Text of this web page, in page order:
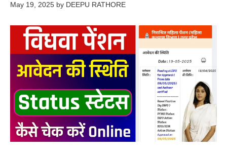
May 19, 2025 by DEEPU RATHORE